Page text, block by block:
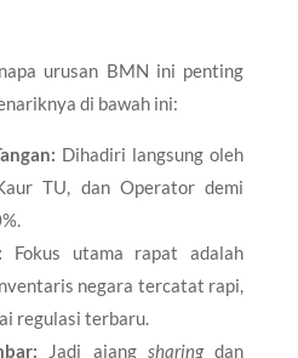
urusan BMN ini penting
di bawah ini:
Dihadiri langsung oleh
TU, dan Operator demi
Fokus utama rapat adalah
negara tercatat rapi,
regulasi terbaru.
Jadi ajang sharingdan